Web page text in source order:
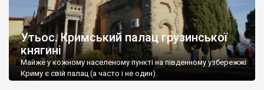
Утьос. Кримський палац грузинської
княгині
Майже у кожному населеному пункті на південному узбережжі
Криму є свій палац (а часто і не один).